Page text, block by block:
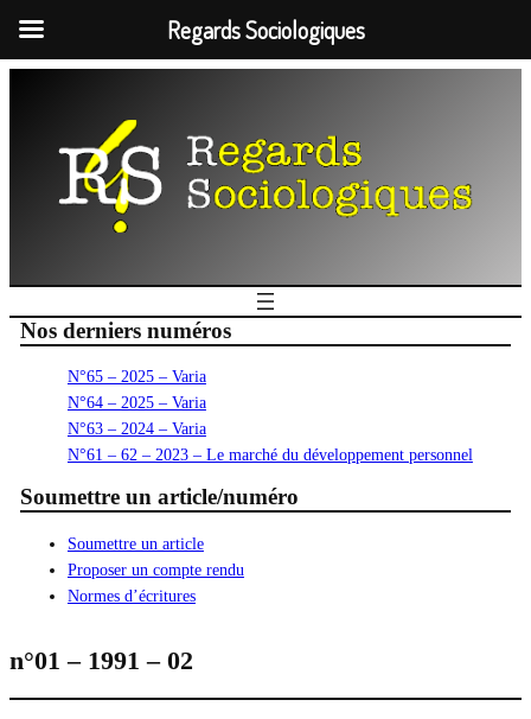
Nos derniers numéros
N°65 – 2025 – Varia
N°64 – 2025 – Varia
N°63 – 2024 – Varia
N°61 – 62 – 2023 – Le marché du développement personnel
Soumettre un article/numéro
Soumettre un article
Proposer un compte rendu
Normes d’écritures
n°01 – 1991 – 02
Regards Sociologiques